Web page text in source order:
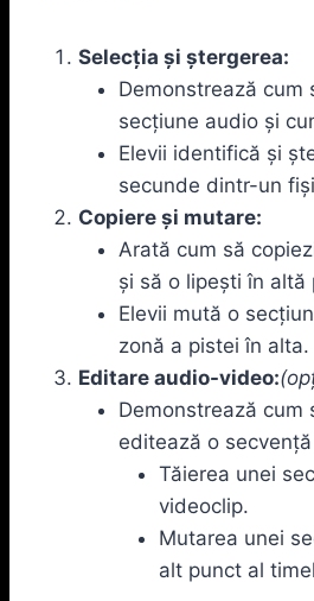
Selecția și ștergerea:
Demonstrează cum
secțiune audio și
Elevii identifică și
secunde dintr-un
Copiere și mutare:
Arată cum să
și să o lipești în altă
Elevii mută o
zonă a pistei în alta.
Editare audio-video:
Demonstrează cum
editează o
Tăierea unei
videoclip.
Mutarea unei
alt punct al